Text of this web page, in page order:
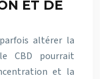
ET DE
altérer la
CBD pourrait
et la